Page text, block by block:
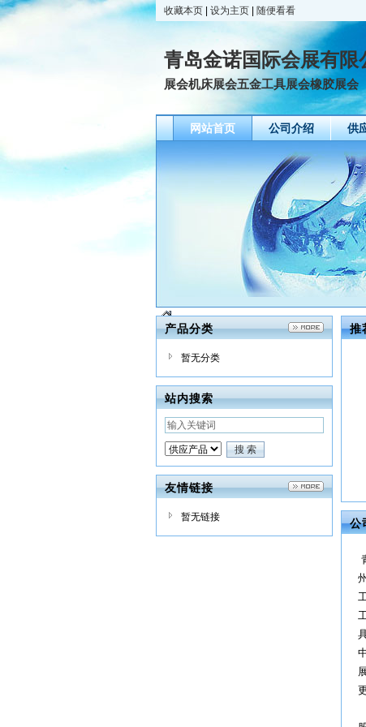
收藏本页 设为主页 随便看看
青岛金诺国际会展有限
展会机床展会五金工具展会橡胶展会
网站首页 公司介绍 供
产品分类
暂无分类
站内搜索
友情链接
暂无链接
推
公